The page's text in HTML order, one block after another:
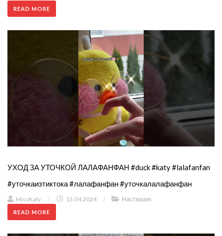
READ MORE
УХОД ЗА УТОЧКОЙ ЛАЛАФАНФАН #duck #katy #lalafanfan
#уточкаизтиктока #лалафанфан #уточкалалафанфан
MissKaty / 13.04.2024 / Настюшик
READ MORE